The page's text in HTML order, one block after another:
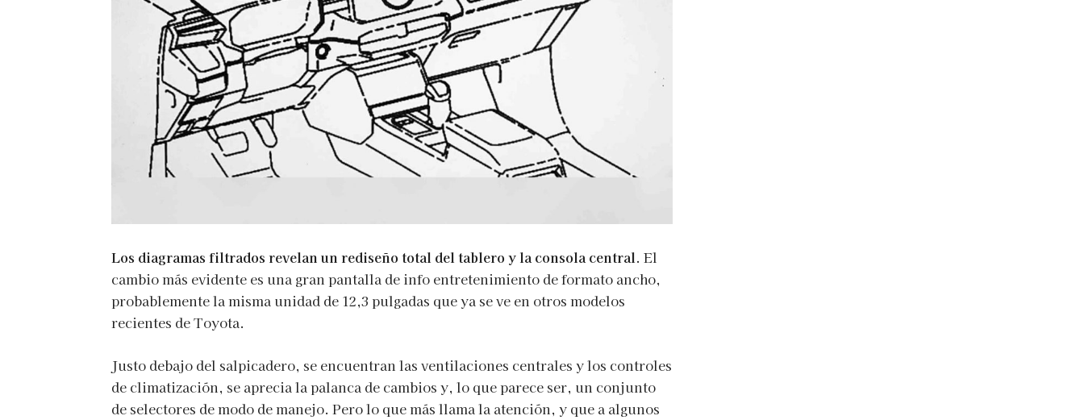
Los diagramas filtrados revelan un rediseño total del tablero y la consola central. El
cambio más evidente es una gran pantalla de info entretenimiento de formato ancho,
probablemente la misma unidad de 12,3 pulgadas que ya se ve en otros modelos
recientes de Toyota.
Justo debajo del salpicadero, se encuentran las ventilaciones centrales y los controles
de climatización, se aprecia la palanca de cambios y, lo que parece ser, un conjunto
de selectores de modo de manejo. Pero lo que más llama la atención, y que a algunos